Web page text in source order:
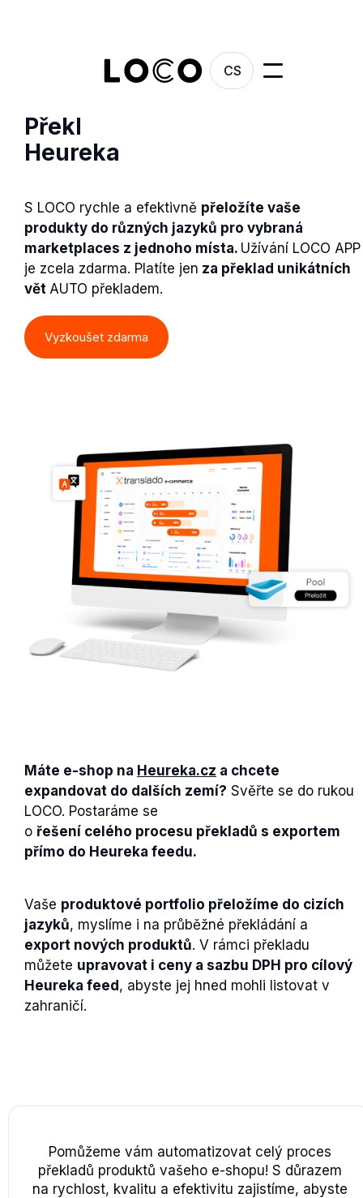
Překlady na srovnávači
Heureka
S LOCO rychle a efektivně přeložíte vaše
produkty do různých jazyků pro vybraná
marketplaces z jednoho místa. Užívání LOCO APP
je zcela zdarma. Platíte jen za překlad unikátních
vět AUTO překladem.
Vyzkoušet zdarma
Máte e-shop na Heureka.cz a chcete
expandovat do dalších zemí? Svěřte se do rukou
LOCO. Postaráme se
o řešení celého procesu překladů s exportem
přímo do Heureka feedu.
Vaše produktové portfolio přeložíme do cizích
jazyků, myslíme i na průběžné překládání a
export nových produktů. V rámci překladu
můžete upravovat i ceny a sazbu DPH pro cílový
Heureka feed, abyste jej hned mohli listovat v
zahraničí.
Pomůžeme vám automatizovat celý proces
překladů produktů vašeho e-shopu! S důrazem
na rychlost, kvalitu a efektivitu zajistíme, abyste
CS